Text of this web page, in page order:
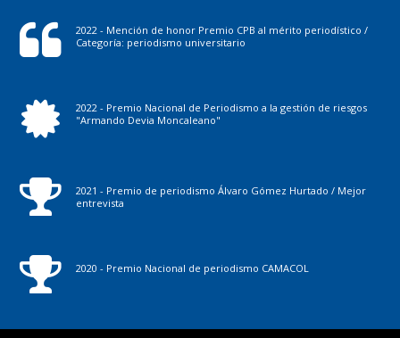
2022 - Mención de honor Premio CPB al mérito periodístico /
Categoría: periodismo universitario
2022 - Premio Nacional de Periodismo a la gestión de riesgos
"Armando Devia Moncaleano"
2021 - Premio de periodismo Álvaro Gómez Hurtado / Mejor
entrevista
2020 - Premio Nacional de periodismo CAMACOL